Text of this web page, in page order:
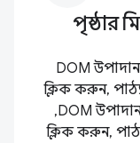
পৃষ্ঠার
DOM
ক্লিক করুন,
,DOM
ক্লিক করুন,